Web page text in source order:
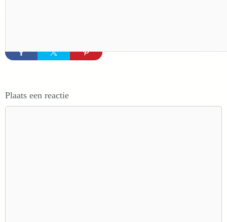
Plaats een reactie